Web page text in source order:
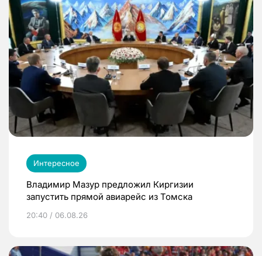
Интересное
Владимир Мазур предложил Киргизии
запустить прямой авиарейс из Томска
20:40 / 06.08.26